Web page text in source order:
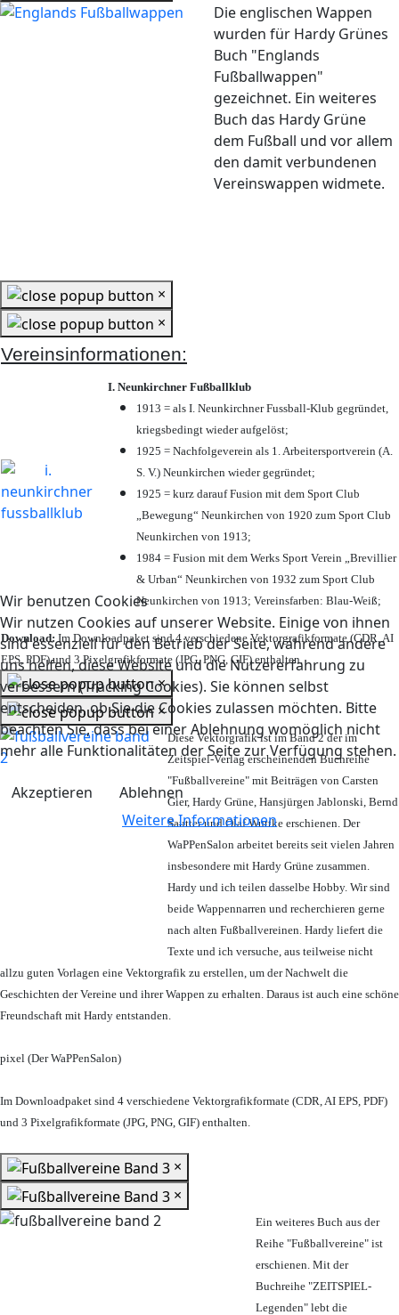
Wir benutzen Cookies
Wir nutzen Cookies auf unserer Website. Einige von ihnen
sind essenziell für den Betrieb der Seite, während andere
uns helfen, diese Website und die Nutzererfahrung zu
verbessern (Tracking Cookies). Sie können selbst
entscheiden, ob Sie die Cookies zulassen möchten. Bitte
beachten Sie, dass bei einer Ablehnung womöglich nicht
mehr alle Funktionalitäten der Seite zur Verfügung stehen.
Akzeptieren
Ablehnen
Weitere Informationen
Die englischen Wappen
wurden für Hardy Grünes
Buch "Englands
Fußballwappen"
gezeichnet. Ein weiteres
Buch das Hardy Grüne
dem Fußball und vor allem
den damit verbundenen
Vereinswappen widmete.
×
×
Vereinsinformationen:
I. Neunkirchner Fußballklub
1913 = als I. Neunkirchner Fussball-Klub gegründet,
kriegsbedingt wieder aufgelöst;
1925 = Nachfolgeverein als 1. Arbeitersportverein (A.
S. V.) Neunkirchen wieder gegründet;
1925 = kurz darauf Fusion mit dem Sport Club
„Bewegung“ Neunkirchen von 1920 zum Sport Club
Neunkirchen von 1913;
1984 = Fusion mit dem Werks Sport Verein „Brevillier
& Urban“ Neunkirchen von 1932 zum Sport Club
Neunkirchen von 1913; Vereinsfarben: Blau-Weiß;
Download: Im Downloadpaket sind 4 verschiedene Vektorgrafikformate (CDR, AI
EPS, PDF) und 3 Pixelgrafikformate (JPG, PNG, GIF) enthalten.
×
×
Diese Vektorgrafik ist im Band 2 der im
Zeitspiel-Verlag erscheinenden Buchreihe
"Fußballvereine" mit Beiträgen von Carsten
Gier, Hardy Grüne, Hansjürgen Jablonski, Bernd
Sautter und Olaf Wuttke erschienen. Der
WaPPenSalon arbeitet bereits seit vielen Jahren
insbesondere mit Hardy Grüne zusammen.
Hardy und ich teilen dasselbe Hobby. Wir sind
beide Wappennarren und recherchieren gerne
nach alten Fußballvereinen. Hardy liefert die
Texte und ich versuche, aus teilweise nicht
allzu guten Vorlagen eine Vektorgrafik zu erstellen, um der Nachwelt die
Geschichten der Vereine und ihrer Wappen zu erhalten. Daraus ist auch eine schöne
Freundschaft mit Hardy entstanden.
pixel (Der WaPPenSalon)
Im Downloadpaket sind 4 verschiedene Vektorgrafikformate (CDR, AI EPS, PDF)
und 3 Pixelgrafikformate (JPG, PNG, GIF) enthalten.
×
×
Ein weiteres Buch aus der
Reihe "Fußballvereine" ist
erschienen. Mit der
Buchreihe "ZEITSPIEL-
Legenden" lebt die